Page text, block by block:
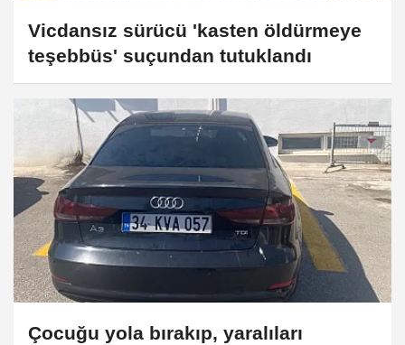
Vicdansız sürücü 'kasten öldürmeye
teşebbüs' suçundan tutuklandı
Çocuğu yola bırakıp, yaralıları